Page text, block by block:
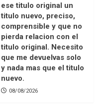
ese titulo original un
titulo nuevo, preciso,
comprensible y que no
pierda relacion con el
titulo original. Necesito
que me devuelvas solo
y nada mas que el titulo
nuevo.
08/08/2026